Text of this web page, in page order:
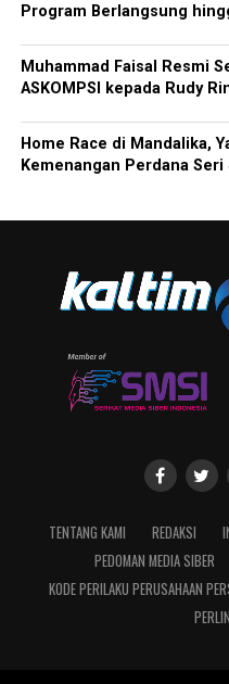
Program Berlangsung
Muhammad Faisal Resmi
ASKOMPSI kepada Rudy
Home Race di Mandalika,
Kemenangan Perdana Seri
TENTANG KAMI REDAKSI
PEDOMAN MEDIA SIBER
KODE PERILAKU PERUSAHAAN